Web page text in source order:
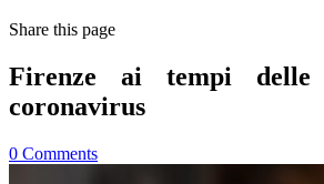
Share this page
Firenze ai tempi
coronavirus
0 Comments